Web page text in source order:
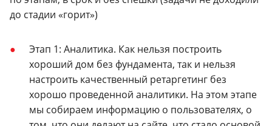
до стадии «горит»)
Этап 1: Аналитика. Как нельзя построить
хороший дом без фундамента, так и нельзя
настроить качественный ретаргетинг без
хорошо проведенной аналитики. На этом этапе
мы собираем информацию о пользователях, о